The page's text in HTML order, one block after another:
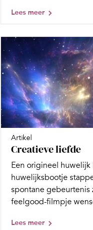
Lees meer
Artikel
Creatieve liefde
Een origineel huwelijk
huwelijksbootje
spontane gebeurtenis
feelgood-filmpje
Lees meer